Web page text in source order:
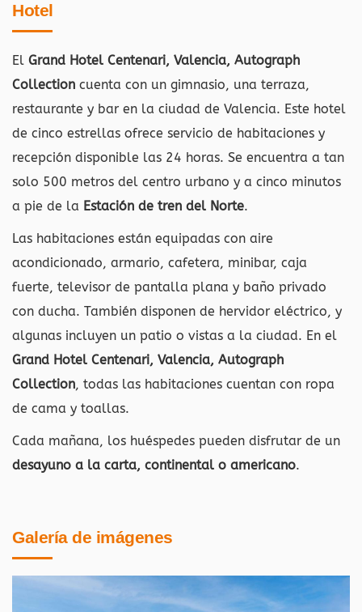
Hotel
El Grand Hotel Centenari, Valencia, Autograph
Collection cuenta con un gimnasio, una terraza,
restaurante y bar en la ciudad de Valencia. Este hotel
de cinco estrellas ofrece servicio de habitaciones y
recepción disponible las 24 horas. Se encuentra a tan
solo 500 metros del centro urbano y a cinco minutos
a pie de la Estación de tren del Norte.
Las habitaciones están equipadas con aire
acondicionado, armario, cafetera, minibar, caja
fuerte, televisor de pantalla plana y baño privado
con ducha. También disponen de hervidor eléctrico, y
algunas incluyen un patio o vistas a la ciudad. En el
Grand Hotel Centenari, Valencia, Autograph
Collection, todas las habitaciones cuentan con ropa
de cama y toallas.
Cada mañana, los huéspedes pueden disfrutar de un
desayuno a la carta, continental o americano.
Galería de imágenes